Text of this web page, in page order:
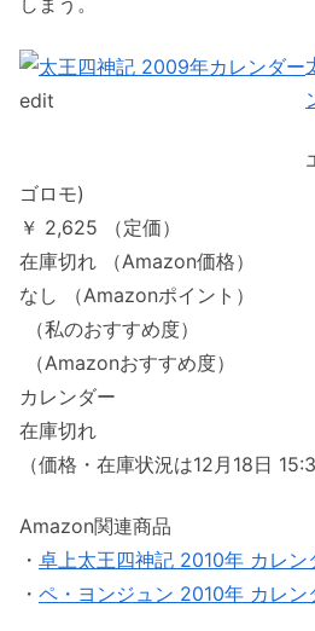
edit
ゴロモ)
￥ 2,625 （定価）
在庫切れ （Amazon価格）
なし （Amazonポイント）
（私のおすすめ度）
（Amazonおすすめ度）
カレンダー
在庫切れ
（価格・在庫状況は12月18日
Amazon関連商品
・ 卓上太王四神記 2010年 カレン
・ ペ・ヨンジュン 2010年 カレン